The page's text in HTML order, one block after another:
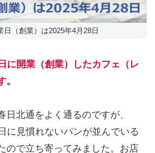
日（創業）は2025年4月28日
に開業（創業）したカフェ（レ
。
日北通をよく通るのですが、
に見慣れないパンが並んでいる
ので立ち寄ってみました。お店